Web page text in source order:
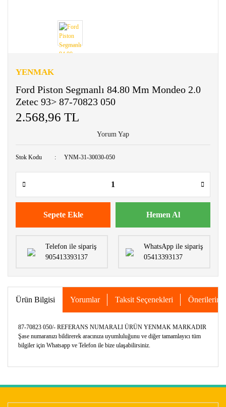
YENMAK
Ford Piston Segmanlı 84.80 Mm Mondeo 2.0
Zetec 93> 87-70823 050
2.568,96 TL
Yorum Yap
Stok Kodu YNM-31-30030-050
Sepete Ekle Hemen Al
Telefon ile sipariş
905413393137
WhatsApp ile sipariş
05413393137
Ürün Bilgisi Yorumlar Taksit Seçenekleri Önerileriniz
87-70823 050/- REFERANS NUMARALI ÜRÜN YENMAK MARKADIR
Şase numaranızı bildirerek aracınıza uyumluluğunu ve diğer tamamlayıcı tüm
bilgiler için Whatsapp ve Telefon ile bize ulaşabilirsiniz.